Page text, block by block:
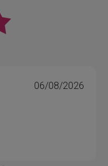
06/08/2026